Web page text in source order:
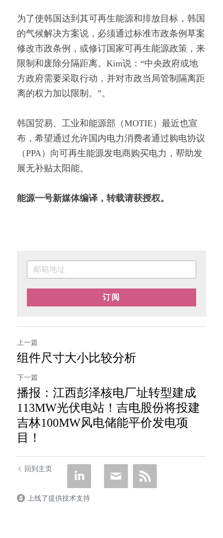
为了使韩国达到其可再生能源和排放目标，韩国
的气候解决方案说，必须通过标准市政条例草案
修改市政条例，或修订国家可再生能源政策，来
限制和废除分隔距离。Kim说：“中央政府或地
方政府需要采取行动，并对市政当局管制隔离距
离的权力加以限制。”。
韩国贸易、工业和能源部（MOTIE）最近也宣
布，希望通过允许国内电力消费者通过购电协议
（PPA）向可再生能源发电商购买电力，帮助发
展无补贴太阳能。
能源一号新媒体编译，转载请获授权。
订阅
上一篇
组件尺寸大小比较分析
下一篇
播报：江西彭泽核电厂址转型建成
113MW光伏电站！吉电股份将投建
吉林100MW风电储能平价发电项
目！
回到主页
上线了提供技术支持